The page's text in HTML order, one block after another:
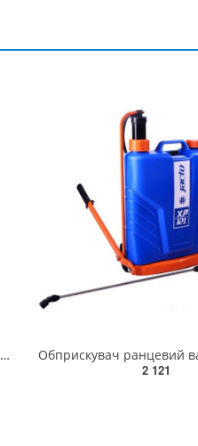
Обприскувач для розсади ручний GARDENA 11102-20.000.00(11102-20.000.00)
2 121